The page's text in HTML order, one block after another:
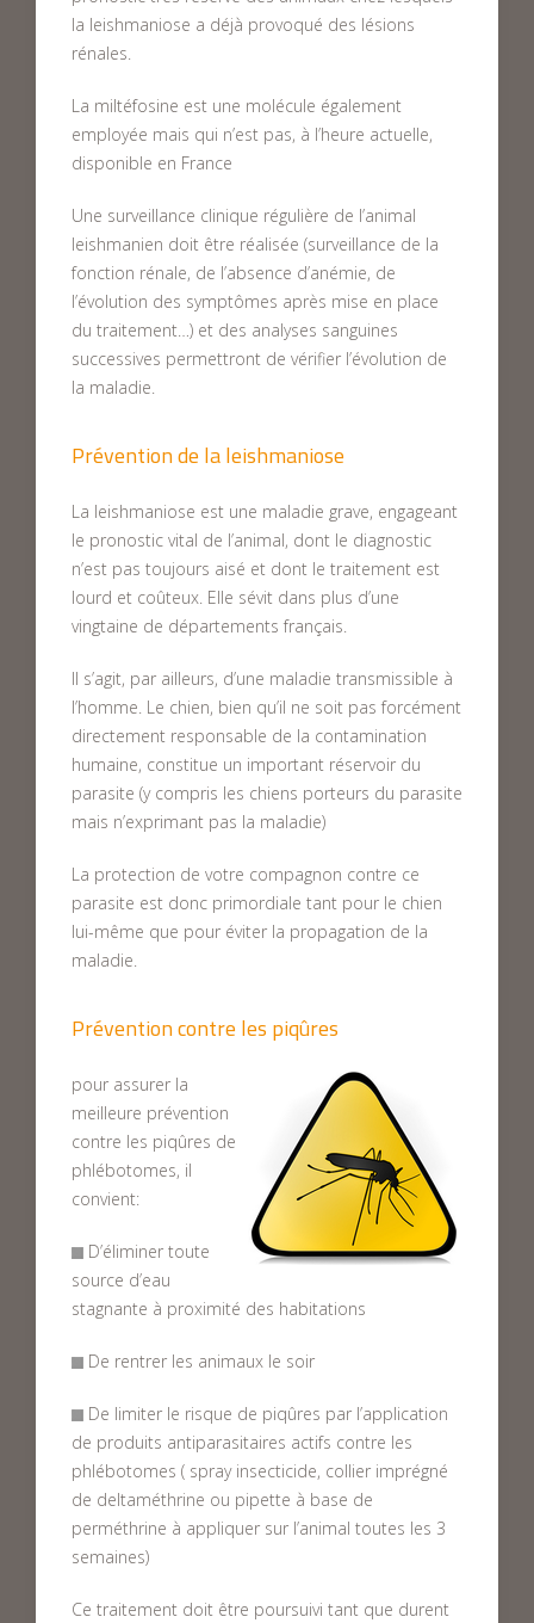
la leishmaniose a déjà provoqué des lésions
rénales.
La miltéfosine est une molécule également
employée mais qui n’est pas, à l’heure actuelle,
disponible en France
Une surveillance clinique régulière de l’animal
leishmanien doit être réalisée (surveillance de la
fonction rénale, de l’absence d’anémie, de
l’évolution des symptômes après mise en place
du traitement…) et des analyses sanguines
successives permettront de vérifier l’évolution de
la maladie.
Prévention de la leishmaniose
La leishmaniose est une maladie grave, engageant
le pronostic vital de l’animal, dont le diagnostic
n’est pas toujours aisé et dont le traitement est
lourd et coûteux. Elle sévit dans plus d’une
vingtaine de départements français.
Il s’agit, par ailleurs, d’une maladie transmissible à
l’homme. Le chien, bien qu’il ne soit pas forcément
directement responsable de la contamination
humaine, constitue un important réservoir du
parasite (y compris les chiens porteurs du parasite
mais n’exprimant pas la maladie)
La protection de votre compagnon contre ce
parasite est donc primordiale tant pour le chien
lui-même que pour éviter la propagation de la
maladie.
Prévention contre les piqûres
pour assurer la
meilleure prévention
contre les piqûres de
phlébotomes, il
convient:
D’éliminer toute
source d’eau
stagnante à proximité des habitations
De rentrer les animaux le soir
De limiter le risque de piqûres par l’application
de produits antiparasitaires actifs contre les
phlébotomes ( spray insecticide, collier imprégné
de deltaméthrine ou pipette à base de
perméthrine à appliquer sur l’animal toutes les 3
semaines)
Ce traitement doit être poursuivi tant que durent